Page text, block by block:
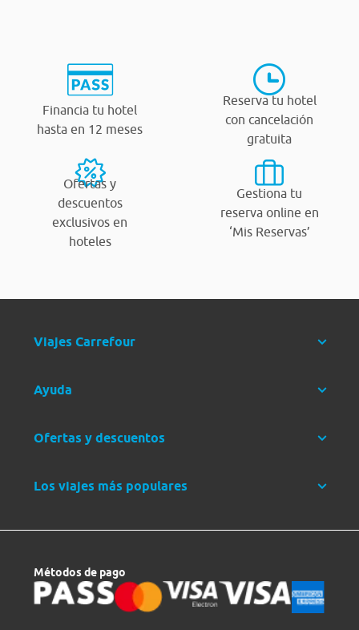
Financia tu hotel
hasta en 12 meses
Reserva tu hotel
con cancelación
gratuita
Ofertas y
descuentos
exclusivos en
hoteles
Gestiona tu
reserva online en
‘Mis Reservas’
Viajes Carrefour
Ayuda
Ofertas y descuentos
Los viajes más populares
Métodos de pago